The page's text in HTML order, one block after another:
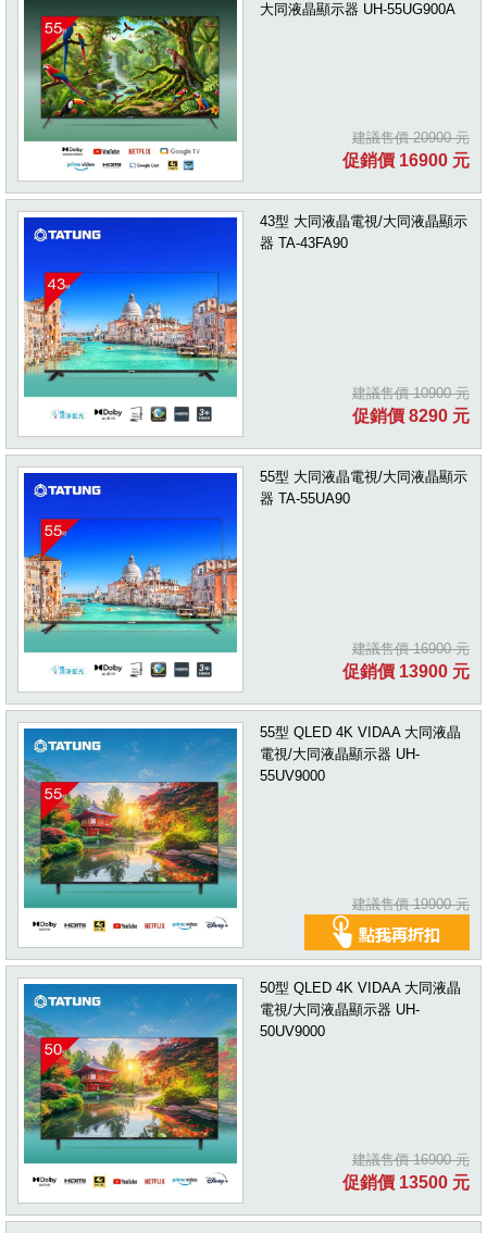
大同液晶顯示器 UH-55UG900A
建議售價 20900 元
促銷價 16900 元
43型 大同液晶電視/大同液晶顯示
器 TA-43FA90
建議售價 10900 元
促銷價 8290 元
55型 大同液晶電視/大同液晶顯示
器 TA-55UA90
建議售價 16900 元
促銷價 13900 元
55型 QLED 4K VIDAA 大同液晶
電視/大同液晶顯示器 UH-
55UV9000
建議售價 19900 元
50型 QLED 4K VIDAA 大同液晶
電視/大同液晶顯示器 UH-
50UV9000
建議售價 16900 元
促銷價 13500 元